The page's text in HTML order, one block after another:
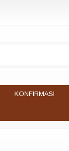
KONFIRMASI